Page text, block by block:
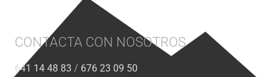
CONTACTA CON NOSOTROS
641 14 48 83 / 676 23 09 50